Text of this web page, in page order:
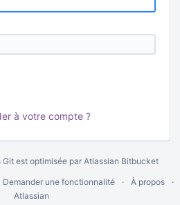
à votre compte ?
est optimisée par Atlassian Bitbucket
Demander une fonctionnalité À propos
Atlassian